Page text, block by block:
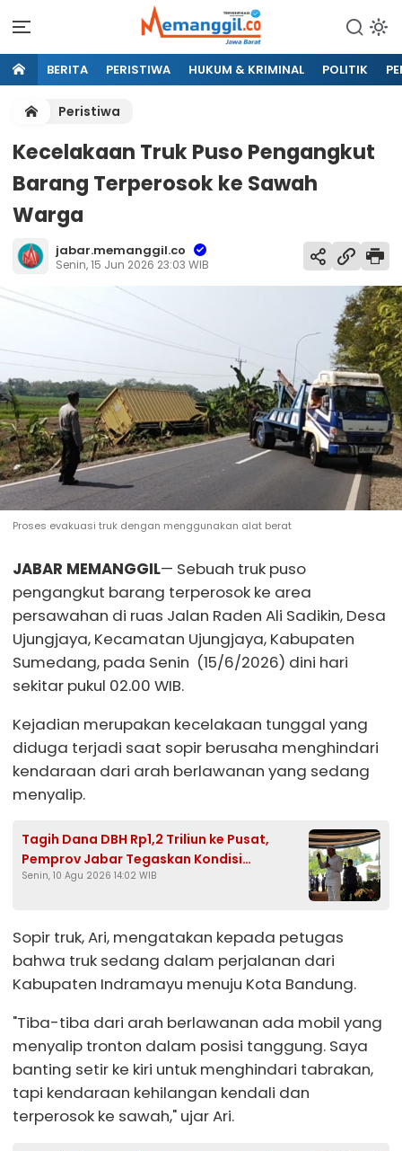
BERITA PERISTIWA HUKUM & KRIMINAL POLITIK
Peristiwa
Kecelakaan Truk Puso Pengangkut
Barang Terperosok ke Sawah
Warga
jabar.memanggil.co
Senin, 15 Jun 2026 23:03 WIB
Proses evakuasi truk dengan menggunakan alat berat
JABAR MEMANGGIL— Sebuah truk puso
pengangkut barang terperosok ke area
persawahan di ruas Jalan Raden Ali Sadikin, Desa
Ujungjaya, Kecamatan Ujungjaya, Kabupaten
Sumedang, pada Senin (15/6/2026) dini hari
sekitar pukul 02.00 WIB.
Kejadian merupakan kecelakaan tunggal yang
diduga terjadi saat sopir berusaha menghindari
kendaraan dari arah berlawanan yang sedang
menyalip.
Tagih Dana DBH Rp1,2 Triliun ke Pusat,
Pemprov Jabar Tegaskan Kondisi
Keuangan Aman
Senin, 10 Agu 2026 14:02 WIB
Sopir truk, Ari, mengatakan kepada petugas
bahwa truk sedang dalam perjalanan dari
Kabupaten Indramayu menuju Kota Bandung.
"Tiba-tiba dari arah berlawanan ada mobil yang
menyalip tronton dalam posisi tanggung. Saya
banting setir ke kiri untuk menghindari tabrakan,
tapi kendaraan kehilangan kendali dan
terperosok ke sawah," ujar Ari.